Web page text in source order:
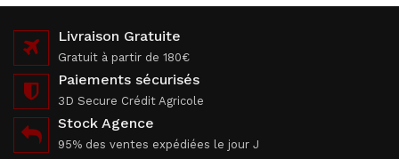
Livraison Gratuite
Gratuit à partir de 180€
Paiements sécurisés
3D Secure Crédit Agricole
Stock Agence
95% des ventes expédiées le jour J